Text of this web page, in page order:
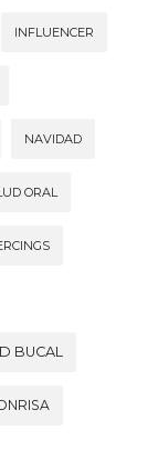
INFLUENCER
NAVIDAD
ORAL
BUCAL